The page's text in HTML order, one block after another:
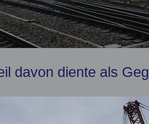
davon diente als